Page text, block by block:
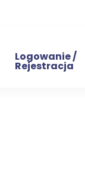
Logowanie /
Rejestracja